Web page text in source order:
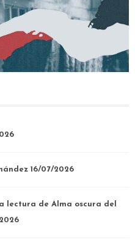
16/07/2026
lectura de Alma oscura del